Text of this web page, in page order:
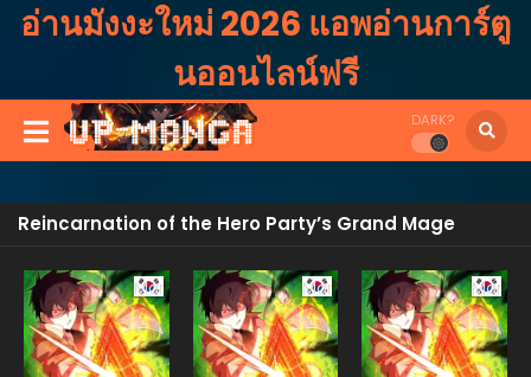
อ่านมังงะใหม่ 2026 แอพอ่านการ์ตู
นออนไลน์ฟรี
DARK?
Reincarnation of the Hero Party’s Grand Mage
Manhwa Manhwa